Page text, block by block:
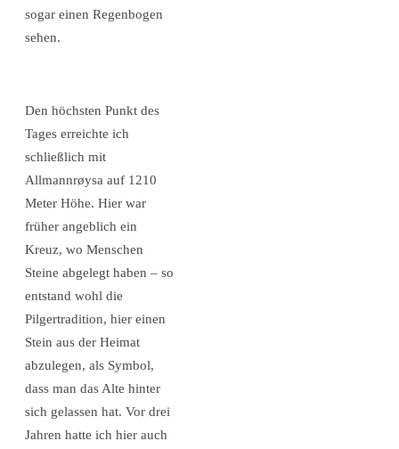
sogar einen Regenbogen
sehen.
Den höchsten Punkt des
Tages erreichte ich
schließlich mit
Allmannrøysa auf 1210
Meter Höhe. Hier war
früher angeblich ein
Kreuz, wo Menschen
Steine abgelegt haben – so
entstand wohl die
Pilgertradition, hier einen
Stein aus der Heimat
abzulegen, als Symbol,
dass man das Alte hinter
sich gelassen hat. Vor drei
Jahren hatte ich hier auch